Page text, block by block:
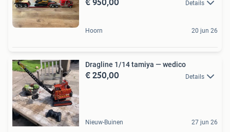
Details
Hoorn 20 jun 26
Dragline 1/14 tamiya — wedico
€ 250,00 Details
Nieuw-Buinen 27 jun 26